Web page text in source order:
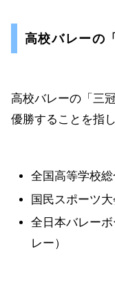
高校バレーの
高校バレーの「三
優勝することを指
全国高等学校総
国民スポーツ
全日本バレー
レー）